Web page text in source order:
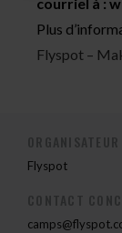
Plus
Flyspot –
Flyspot